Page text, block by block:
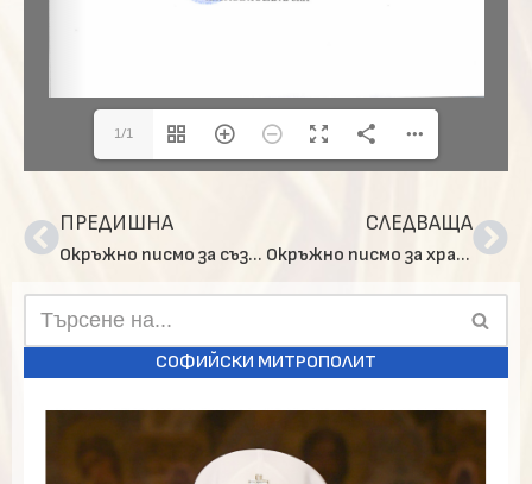
1/1
ПРЕДИШНА
Окръжно писмо за създаване на нови енории в гр. София
СЛЕДВАЩА
Окръжно писмо за храмовете и манастирите без собствена партида – за архиерейски наместници
СОФИЙСКИ МИТРОПОЛИТ